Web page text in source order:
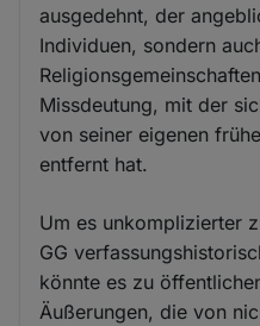
ausgedehnt, der
Individuen, sondern
Missdeutung, mit der
von seiner eigenen
entfernt hat.
Um es unkomplizierter
GG
könnte es zu
Äußerungen, die von